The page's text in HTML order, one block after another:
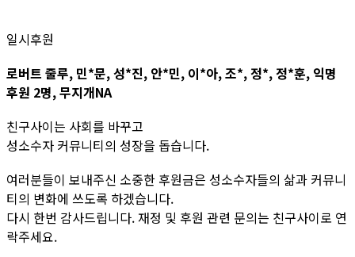
일시후원
로버트 줄루, 민*문, 성*진, 안*민, 이*아, 조*, 정*, 정*훈, 익명
후원 2명, 무지개NA
친구사이는 사회를 바꾸고
성소수자 커뮤니티의 성장을 돕습니다.
여러분들이 보내주신 소중한 후원금은 성소수자들의 삶과 커뮤니
티의 변화에 쓰도록 하겠습니다.
다시 한번 감사드립니다. 재정 및 후원 관련 문의는 친구사이로 연
락주세요.